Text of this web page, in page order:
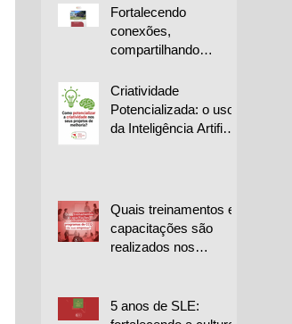
empresas
Fortalecendo
conexões,
compartilhando
impulsionando a
melhoria contínua
Criatividade
Potencializada: o uso
da Inteligência Artificial
Quais treinamentos e
capacitações são
realizados nos
5 anos de SLE: